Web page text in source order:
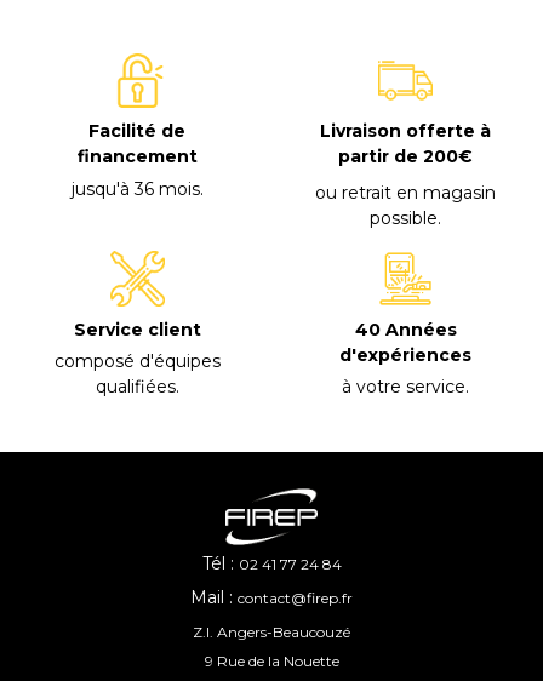
Facilité de
financement
jusqu'à 36 mois.
Livraison offerte à
partir de 200€
ou retrait en magasin
possible.
Service client
composé d'équipes
qualifiées.
40 Années
d'expériences
à votre service.
Tél : 02 41 77 24 84
Mail : contact@firep.fr
Z.I. Angers-Beaucouzé
9 Rue de la Nouette